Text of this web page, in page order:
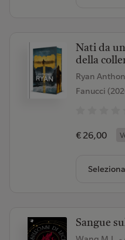
Nati da
della
Ryan
Fanucci
€ 26,00
Sangue